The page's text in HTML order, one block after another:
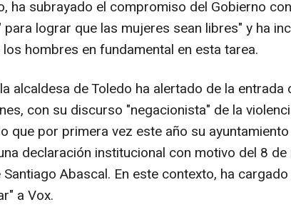
ha subrayado el compromiso del Gobierno
para lograr que las mujeres sean libres" y ha
los hombres en fundamental en esta tarea.
alcaldesa de Toledo ha alertado de la entrada
con su discurso "negacionista" de la
que por primera vez este año su
declaración institucional con motivo del 8
Abascal. En este contexto, ha
a Vox.